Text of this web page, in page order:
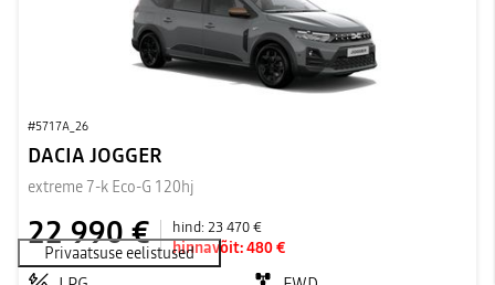
#5717A_26
DACIA JOGGER
extreme 7-k Eco-G 120hj
22 990 € hind:23 470 €
hinnavõit:480 €